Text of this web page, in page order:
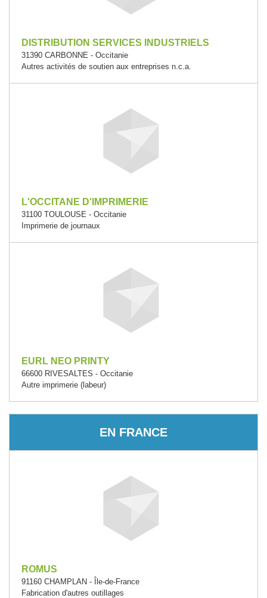
DISTRIBUTION SERVICES INDUSTRIELS
31390 CARBONNE - Occitanie
Autres activités de soutien aux entreprises n.c.a.
L'OCCITANE D'IMPRIMERIE
31100 TOULOUSE - Occitanie
Imprimerie de journaux
EURL NEO PRINTY
66600 RIVESALTES - Occitanie
Autre imprimerie (labeur)
EN FRANCE
ROMUS
91160 CHAMPLAN - Île-de-France
Fabrication d'autres outillages